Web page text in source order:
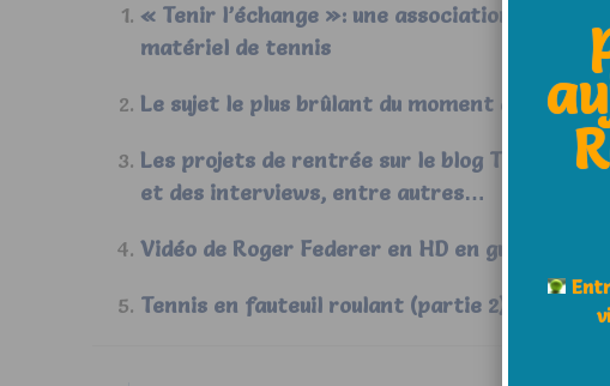
« Tenir l’échange »: une association pour
matériel de tennis
Le sujet le plus brûlant du moment de la
Les projets de rentrée sur le blog Tennis-
et des interviews, entre autres…
Vidéo de Roger Federer en HD en guise de
Tennis en fauteuil roulant (partie 2): une